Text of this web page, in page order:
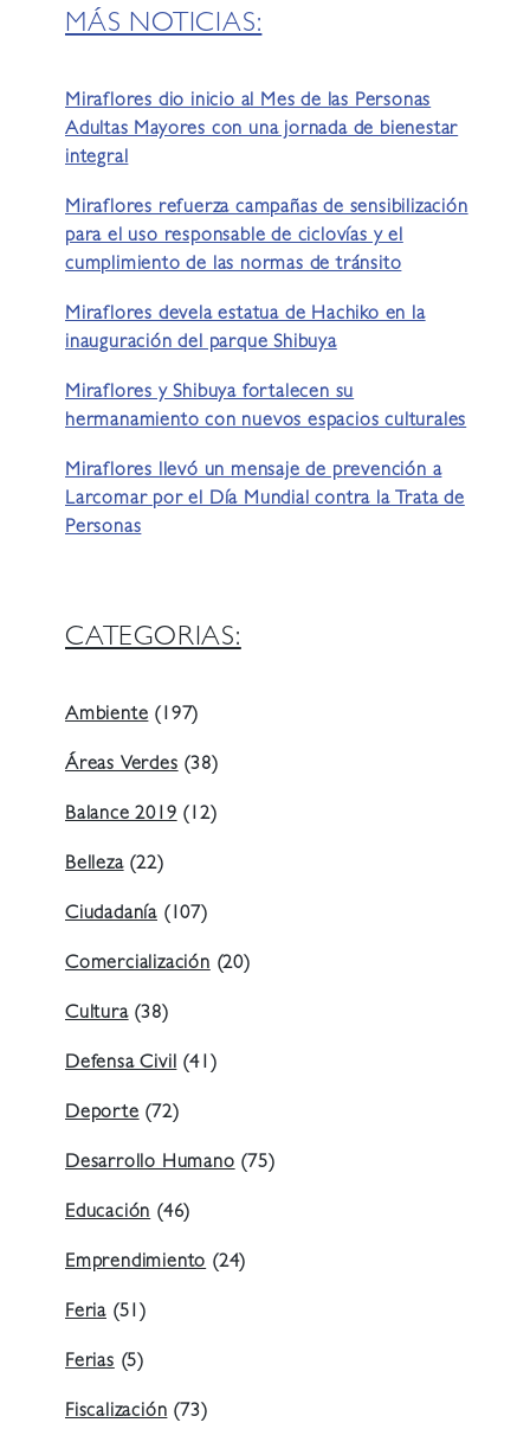
MÁS NOTICIAS:
Miraflores dio inicio al Mes de las Personas
Adultas Mayores con una jornada de bienestar
integral
Miraflores refuerza campañas de sensibilización
para el uso responsable de ciclovías y el
cumplimiento de las normas de tránsito
Miraflores devela estatua de Hachiko en la
inauguración del parque Shibuya
Miraflores y Shibuya fortalecen su
hermanamiento con nuevos espacios culturales
Miraflores llevó un mensaje de prevención a
Larcomar por el Día Mundial contra la Trata de
Personas
CATEGORIAS:
Ambiente (197)
Áreas Verdes (38)
Balance 2019 (12)
Belleza(22)
Ciudadanía (107)
Comercialización (20)
Cultura(38)
Defensa Civil (41)
Deporte (72)
Desarrollo Humano (75)
Educación (46)
Emprendimiento (24)
Feria (51)
Ferias (5)
Fiscalización (73)